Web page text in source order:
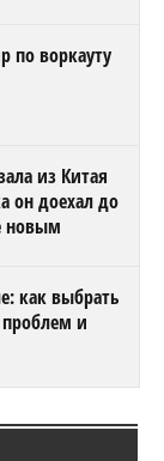
по воркауту
из Китая
он доехал до
новым
как выбрать
и